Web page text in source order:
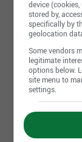
Career
Comptable
500 rue
device
stored by,
specifically by
geolocation
Some vendors
legitimate
options below.
site menu to
settings.